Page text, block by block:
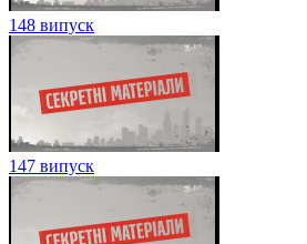
148 випуск
147 випуск